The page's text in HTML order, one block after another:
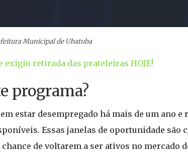
Municipal de Ubatuba
exigiu retirada das prateleiras HOJE!
programa?
estar desempregado há mais de um ano
Essas janelas de oportunidade são
de voltarem a ser ativos no mercado